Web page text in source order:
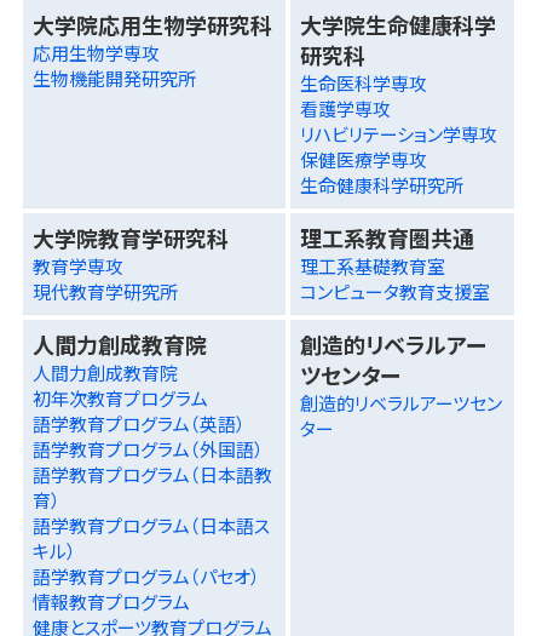
大学院応用生物学研究科
応用生物学専攻
生物機能開発研究所
大学院生命健康科学
研究科
生命医科学専攻
看護学専攻
リハビリテーション学専攻
保健医療学専攻
生命健康科学研究所
大学院教育学研究科
教育学専攻
現代教育学研究所
理工系教育圏共通
理工系基礎教育室
コンピュータ教育支援室
人間力創成教育院
人間力創成教育院
初年次教育プログラム
語学教育プログラム（英語）
語学教育プログラム（外国語）
語学教育プログラム（日本語教
育）
語学教育プログラム（日本語ス
キル）
語学教育プログラム（パセオ）
情報教育プログラム
健康とスポーツ教育プログラム
創造的リベラルアー
ツセンター
創造的リベラルアーツセン
ター